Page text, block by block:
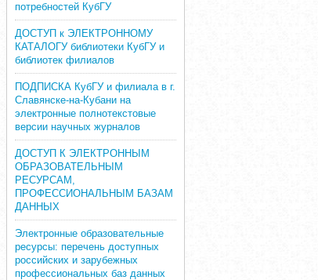
потребностей КубГУ
ДОСТУП к ЭЛЕКТРОННОМУ
КАТАЛОГУ библиотеки КубГУ и
библиотек филиалов
ПОДПИСКА КубГУ и филиала в г.
Славянске-на-Кубани на
электронные полнотекстовые
версии научных журналов
ДОСТУП К ЭЛЕКТРОННЫМ
ОБРАЗОВАТЕЛЬНЫМ
РЕСУРСАМ,
ПРОФЕССИОНАЛЬНЫМ БАЗАМ
ДАННЫХ
Электронные образовательные
ресурсы: перечень доступных
российских и зарубежных
профессиональных баз данных